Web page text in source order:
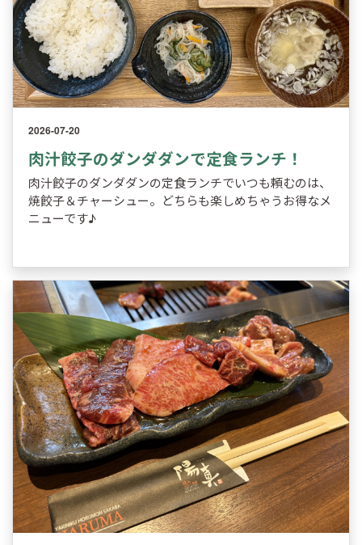
2026-07-20
肉汁餃子のダンダダンで定食ランチ！
肉汁餃子のダンダダンの定食ランチでいつも頼むのは、
焼餃子＆チャーシュー。どちらも楽しめちゃうお得なメ
ニューです♪